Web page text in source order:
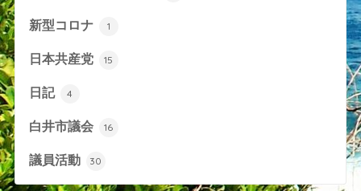
新型コロナ 1
日本共産党 15
日記 4
白井市議会 16
議員活動 30